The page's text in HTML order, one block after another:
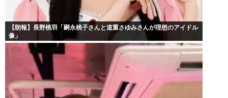
【朗報】長野桃羽「嗣永桃子さんと道重さゆみさんが理想のアイドル
像」